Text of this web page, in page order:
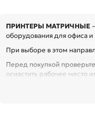
ПРИНТЕРЫ МАТРИЧНЫЕ
оборудования для офиса и
При выборе в этом
Перед покупкой
оснастить рабочее место